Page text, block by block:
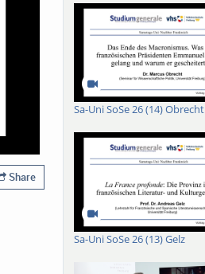
Share
Sa-Uni SoSe 26 (14) Obrecht
Sa-Uni SoSe 26 (13) Gelz